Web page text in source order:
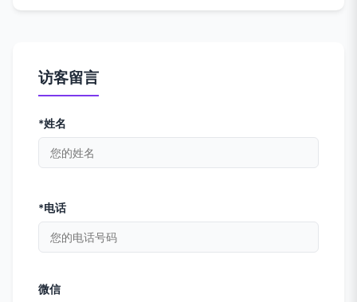
访客留言
*姓名
*电话
微信